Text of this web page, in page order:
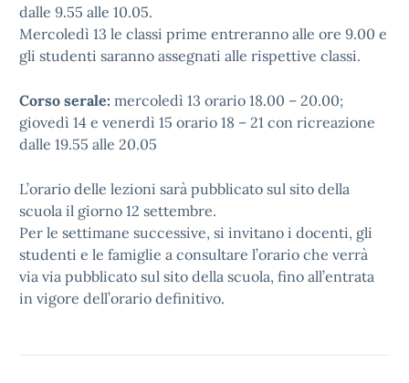
dalle 9.55 alle 10.05.
Mercoledì 13 le classi prime entreranno alle ore 9.00 e
gli studenti saranno assegnati alle rispettive classi.
Corso serale: mercoledì 13 orario 18.00 – 20.00;
giovedì 14 e venerdì 15 orario 18 – 21 con ricreazione
dalle 19.55 alle 20.05
L’orario delle lezioni sarà pubblicato sul sito della
scuola il giorno 12 settembre.
Per le settimane successive, si invitano i docenti, gli
studenti e le famiglie a consultare l’orario che verrà
via via pubblicato sul sito della scuola, fino all’entrata
in vigore dell’orario definitivo.